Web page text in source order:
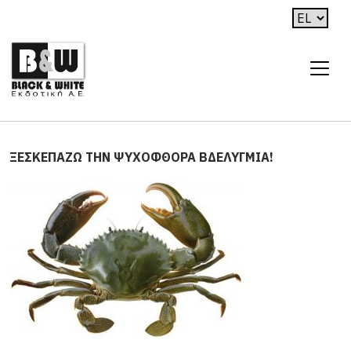
ΞΕΣΚΕΠΑΖΩ ΤΗΝ ΨΥΧΟΦΘΟΡΑ ΒΔΕΛΥΓΜΙΑ!